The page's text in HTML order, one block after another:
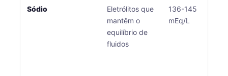
Sódio
Eletrólitos que
mantêm o
equilíbrio de
fluidos
136-145
mEq/L